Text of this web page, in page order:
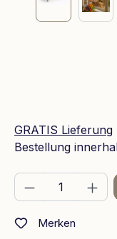
GRATIS Lieferung
Bestellung
Produkt
Merken